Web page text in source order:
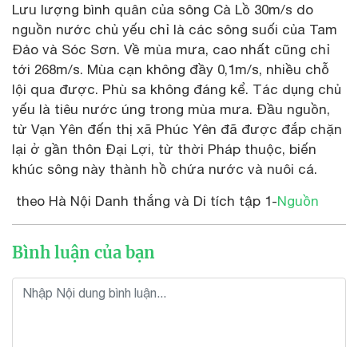
Lưu lượng bình quân của sông Cà Lồ 30m/s do
nguồn nước chủ yếu chỉ là các sông suối của Tam
Đảo và Sóc Sơn. Về mùa mưa, cao nhất cũng chỉ
tới 268m/s. Mùa cạn không đầy 0,1m/s, nhiều chỗ
lội qua được. Phù sa không đáng kể. Tác dụng chủ
yếu là tiêu nước úng trong mùa mưa. Đầu nguồn,
từ Vạn Yên đến thị xã Phúc Yên đã được đắp chặn
lại ở gần thôn Đại Lợi, từ thời Pháp thuộc, biến
khúc sông này thành hồ chứa nước và nuôi cá.
theo Hà Nội Danh thắng và Di tích tập 1-Nguồn
Bình luận của bạn